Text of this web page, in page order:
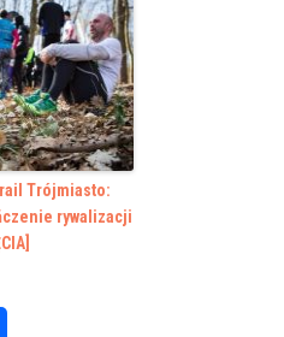
Trójmiasto:
rywalizacji